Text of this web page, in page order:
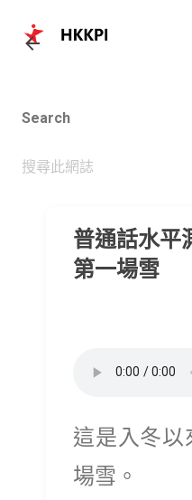
Search
普通話水平
第一場雪
這是入冬以
場雪。